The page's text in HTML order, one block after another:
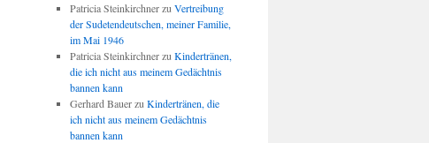
Patricia Steinkirchnerzu Vertreibung
der Sudetendeutschen, meiner Familie,
im Mai 1946
Patricia Steinkirchnerzu Kindertränen,
die ich nicht aus meinem Gedächtnis
bannen kann
Gerhard Bauerzu Kindertränen, die
ich nicht aus meinem Gedächtnis
bannen kann